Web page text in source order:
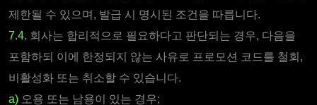
제한될 수 있으며, 발급 시 명시된 조건을 따릅니다.
7.4. 회사는 합리적으로 필요하다고 판단되는 경우, 다음을
포함하되 이에 한정되지 않는 사유로 프로모션 코드를 철회,
비활성화 또는 취소할 수 있습니다.
a) 오용 또는 남용이 있는 경우;